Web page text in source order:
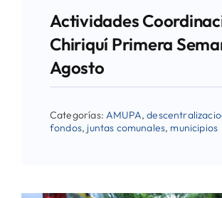
Actividades
Chiriquí Primera
Agosto
Categorías: AMUPA,
fondos, juntas comunales, municipios